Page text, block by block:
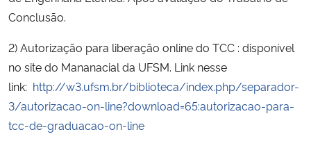
Conclusão.
2) Autorização para liberação online do TCC : disponível
no site do Mananacial da UFSM. Link nesse
link: http://w3.ufsm.br/biblioteca/index.php/separador-
3/autorizacao-on-line?download=65:autorizacao-para-
tcc-de-graduacao-on-line